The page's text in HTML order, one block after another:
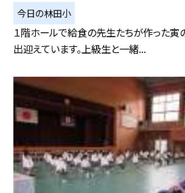
今日の林田小
１階ホールで給食の先生たちが作った寅
出迎えています。上級生と一緒...